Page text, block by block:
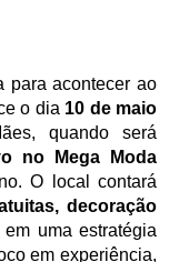
para acontecer ao
o dia 10 de maio
quando será
no Mega Moda
O local contará
decoração
em uma estratégia
em experiência,